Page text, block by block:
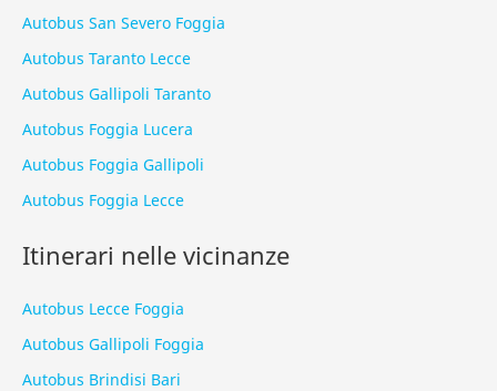
Autobus San Severo Foggia
Autobus Taranto Lecce
Autobus Gallipoli Taranto
Autobus Foggia Lucera
Autobus Foggia Gallipoli
Autobus Foggia Lecce
Itinerari nelle vicinanze
Autobus Lecce Foggia
Autobus Gallipoli Foggia
Autobus Brindisi Bari